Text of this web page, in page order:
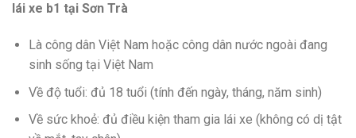
lái xe b1 tại Sơn Trà
Là công dân Việt Nam hoặc công dân nước ngoài đang
sinh sống tại Việt Nam
Về độ tuổi: đủ 18 tuổi (tính đến ngày, tháng, năm sinh)
Về sức khoẻ: đủ điều kiện tham gia lái xe (không có dị tật